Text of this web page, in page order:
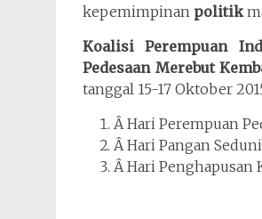
kepemimpinan politik
Koalisi Perempuan
Pedesaan Merebut
tanggal 15-17 Oktober
Â Hari Perempuan
Â Hari Pangan
Â Hari Penghapusan